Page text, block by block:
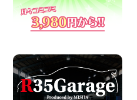
体調崩してま
ハイエースワ
ールが付いて